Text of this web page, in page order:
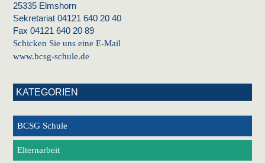
25335 Elmshorn
Sekretariat 04121 640 20 40
Fax 04121 640 20 89
Schicken Sie uns eine E-Mail
www.bcsg-schule.de
KATEGORIEN
BCSG Schule
Elternarbeit